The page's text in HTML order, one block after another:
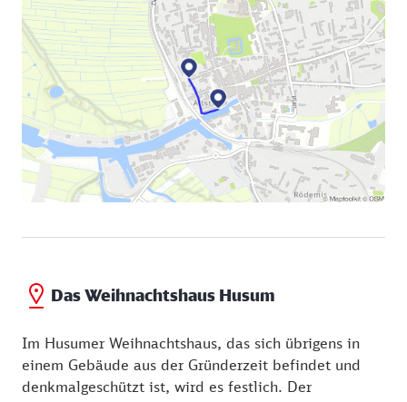
Das Weihnachtshaus Husum
Im Husumer Weihnachtshaus, das sich übrigens in
einem Gebäude aus der Gründerzeit befindet und
denkmalgeschützt ist, wird es festlich. Der